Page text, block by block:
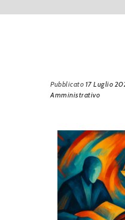
Pubblicato 17 Luglio
Amministrativo